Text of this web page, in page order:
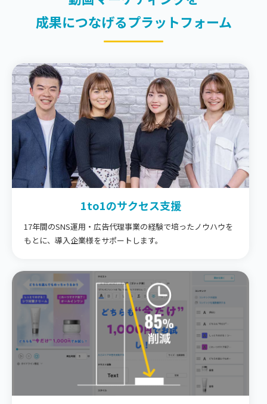
成果につなげるプラットフォーム
1to1のサクセス支援
17年間のSNS運用・広告代理事業の経験で培ったノウハウを
もとに、導入企業様をサポートします。